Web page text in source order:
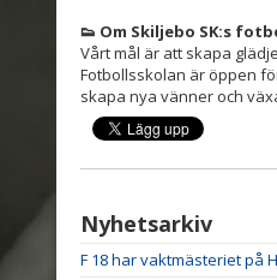
👟 Om Skiljebo SK:s
Vårt mål är att skapa
Fotbollsskolan är öppen
skapa nya vänner och
Nyhetsarkiv
F 18 har vaktmästeriet på